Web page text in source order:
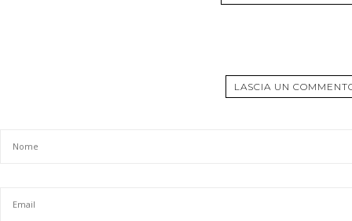
LASCIA UN